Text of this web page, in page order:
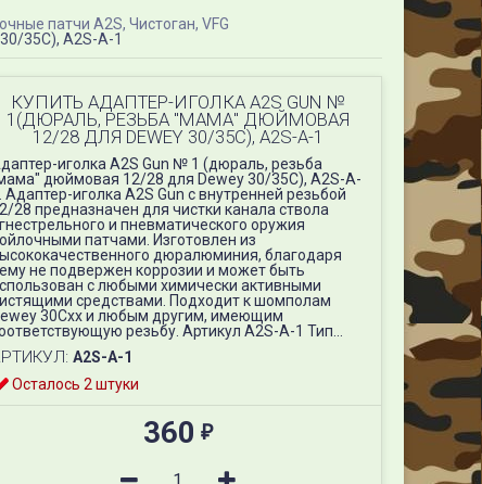
патчи A2S, Чистоган, VFG
35C​), A2S​-A-1
КУПИТЬ АДАПТЕР-ИГОЛКА A2S GUN​ №
1(ДЮРАЛЬ, РЕЗЬБА "МАМА" ДЮЙМОВАЯ
12/28 ДЛЯ DEWEY 30/35C​), A2S​-A-1
иголка A2S Gun № 1 (дюраль, резьба
дюймовая 12/28 для Dewey 30/35C), A2S-A-
Адаптер-иголка A2S Gun с внутренней резьбой
28 предназначен для чистки канала ствола
и пневматического оружия
патчами. Изготовлен из
дюралюминия, благодаря
не подвержен коррозии и может быть
с любыми химически активными
средствами. Подходит к шомполам
30Cхх и любым другим, имеющим
резьбу. Артикул A2S-A-1 Тип...
A2S-A-1
Осталось 2 штуки
360 ₽